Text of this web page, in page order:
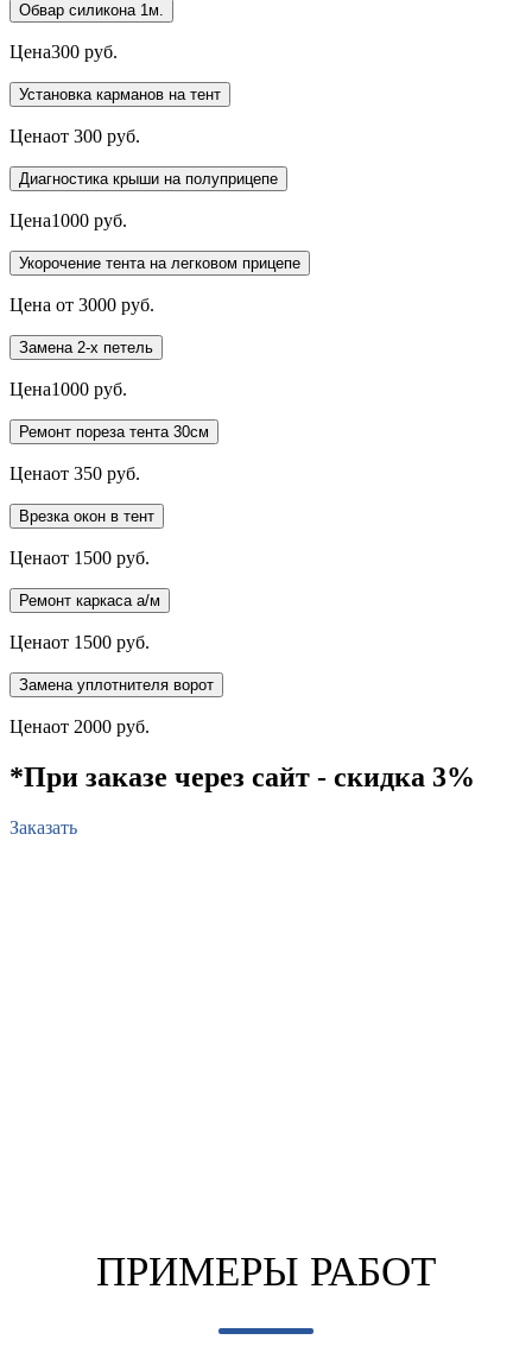
Обвар силикона 1м.
Цена300 руб.
Установка карманов на тент
Ценаот 300 руб.
Диагностика крыши на полуприцепе
Цена1000 руб.
Укорочение тента на легковом прицепе
Цена от 3000 руб.
Замена 2-х петель
Цена1000 руб.
Ремонт пореза тента 30см
Ценаот 350 руб.
Врезка окон в тент
Ценаот 1500 руб.
Ремонт каркаса а/м
Ценаот 1500 руб.
Замена уплотнителя ворот
Ценаот 2000 руб.
*При заказе через сайт - скидка 3%
Заказать
ПРИМЕРЫ РАБОТ